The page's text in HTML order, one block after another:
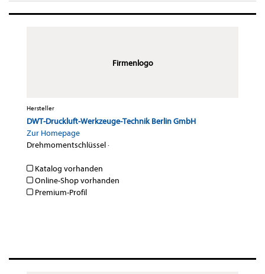
Firmenlogo
Hersteller
DWT-Druckluft-Werkzeuge-Technik Berlin GmbH
Zur Homepage
Drehmomentschlüssel·
Katalog vorhanden
Online-Shop vorhanden
Premium-Profil